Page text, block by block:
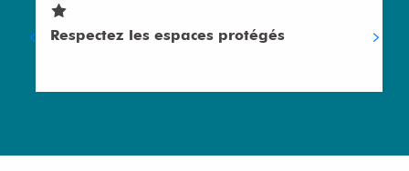
Respectez les espaces protégés